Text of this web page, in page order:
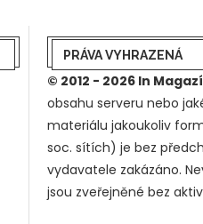
PRÁVA VYHRAZENÁ
© 2012 - 2026 In
obsahu serveru nebo
materiálu jakoukoliv
soc. sítích) je bez
vydavatele zakázáno.
jsou zveřejněné bez